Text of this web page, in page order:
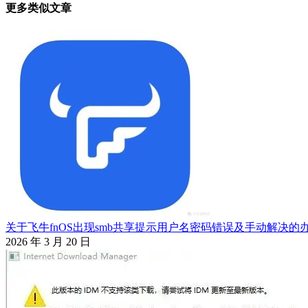
导
更多类似文章
关于飞牛fnOS出现smb共享提示用户名密码错误及手动解决的
2026 年 3 月 20 日